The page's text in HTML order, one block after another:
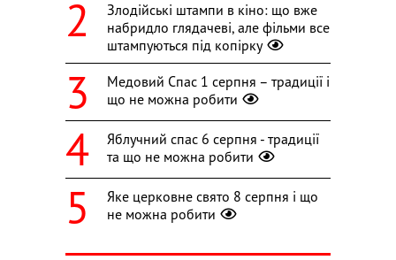
Злодійські штампи в кіно: що вже
набридло глядачеві, але фільми все
штампуються під копірку
Медовий Спас 1 серпня – традиції і
що не можна робити
Яблучний спас 6 серпня - традиції
та що не можна робити
Яке церковне свято 8 серпня і що
не можна робити